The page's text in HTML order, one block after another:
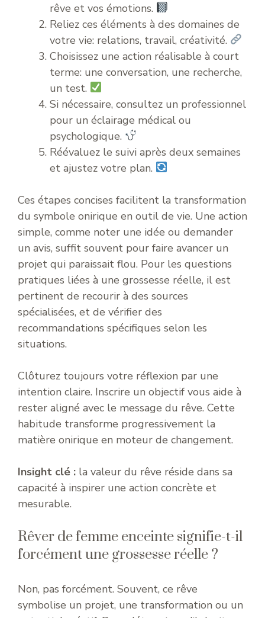
rêve et vos émotions.
Reliez ces éléments à des domaines de
votre vie: relations, travail, créativité.
Choisissez une action réalisable à court
terme: une conversation, une recherche,
un test.
Si nécessaire, consultez un professionnel
pour un éclairage médical ou
psychologique.
Réévaluez le suivi après deux semaines
et ajustez votre plan.
Ces étapes concises facilitent la transformation
du symbole onirique en outil de vie. Une action
simple, comme noter une idée ou demander
un avis, suffit souvent pour faire avancer un
projet qui paraissait flou. Pour les questions
pratiques liées à une grossesse réelle, il est
pertinent de recourir à des sources
spécialisées, et de vérifier des
recommandations spécifiques selon les
situations.
Clôturez toujours votre réflexion par une
intention claire. Inscrire un objectif vous aide à
rester aligné avec le message du rêve. Cette
habitude transforme progressivement la
matière onirique en moteur de changement.
Insight clé : la valeur du rêve réside dans sa
capacité à inspirer une action concrète et
mesurable.
Rêver de femme enceinte signifie-t-il
forcément une grossesse réelle ?
Non, pas forcément. Souvent, ce rêve
symbolise un projet, une transformation ou un